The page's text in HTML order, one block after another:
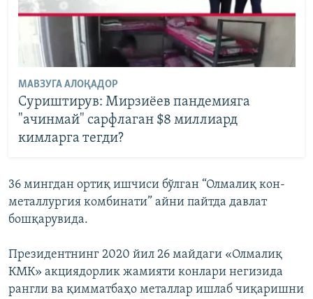
МАВЗУГА АЛОҚАДОР
Суриштирув: Мирзиëев пандемияга
"ачинмай" сарфлаган $8 миллиард
кимларга тегди?
36 мингдан ортиқ ишчиси бўлган “Олмалиқ кон-
металлургия комбинати” айни пайтда давлат
бошқарувида.
Президентнинг 2020 йил 26 майдаги «Олмалиқ
КМК» акциядорлик жамияти конлари негизида
рангли ва қимматбаҳо металлар ишлаб чиқаришни